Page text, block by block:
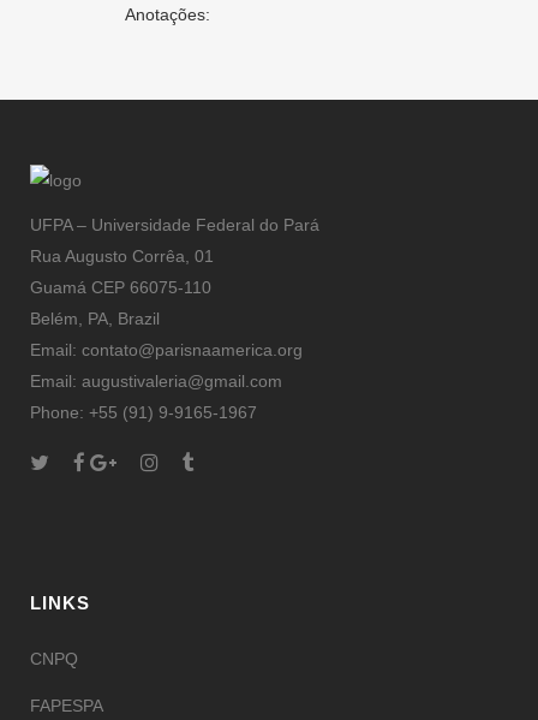
Anotações:
UFPA – Universidade Federal do Pará
Rua Augusto Corrêa, 01
Guamá CEP 66075-110
Belém, PA, Brazil
Email: contato@parisnaamerica.org
Email: augustivaleria@gmail.com
Phone: +55 (91) 9-9165-1967
LINKS
CNPQ
FAPESPA